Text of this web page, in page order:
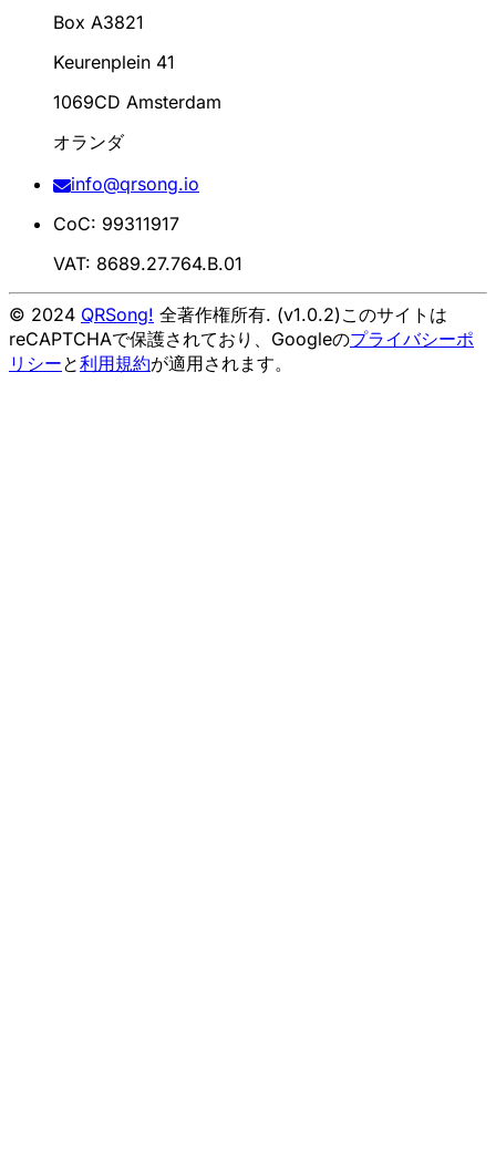
Box A3821
Keurenplein 41
1069CD Amsterdam
オランダ
info@qrsong.io
CoC: 99311917
VAT: 8689.27.764.B.01
© 2024 QRSong! 全著作権所有. (v1.0.2)このサイトは
reCAPTCHAで保護されており、Googleのプライバシーポ
リシーと利用規約が適用されます。